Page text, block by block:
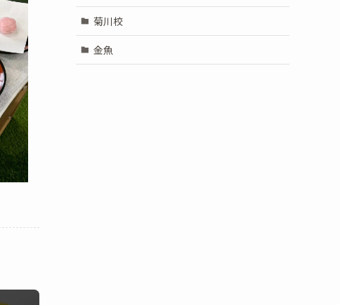
菊川校
金魚